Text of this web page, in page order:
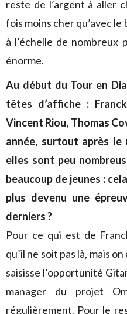
reste de l’argent à aller
fois moins cher qu’avec
à l’échelle de nombreux
énorme.
Au début du Tour en
têtes d’affiche :
Vincent Riou, Thomas
année, surtout après le
elles sont peu
beaucoup de jeunes :
plus devenu une
derniers ?
Pour ce qui est de
qu’il ne soit pas là, mais
saisisse l’opportunité
manager du projet
régulièrement. Pour le